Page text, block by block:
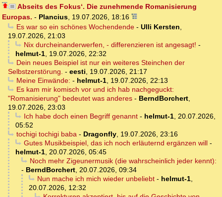
Abseits des Fokus‘. Die zunehmende Romanisierung
Europas. - Plancius, 19.07.2026, 18:16
Es war so ein schönes Wochendende- Ulli Kersten,
19.07.2026, 21:03
Nix durcheinanderwerfen, - differenzieren ist angesagt! -
helmut-1, 19.07.2026, 22:32
Dein neues Beispiel ist nur ein weiteres Steinchen der
Selbstzerstörung. - eesti, 19.07.2026, 21:17
Meine Einwände: - helmut-1, 19.07.2026, 22:13
Es kam mir komisch vor und ich hab nachgeguckt:
"Romanisierung" bedeutet was anderes - BerndBorchert,
19.07.2026, 23:03
Ich habe doch einen Begriff genannt- helmut-1, 20.07.2026,
05:52
tochigi tochigi baba- Dragonfly, 19.07.2026, 23:16
Gutes Musikbeispiel, das ich noch erläuternd ergänzen will-
helmut-1, 20.07.2026, 05:45
Noch mehr Zigeunermusik (die wahrscheinlich jeder kennt):
- BerndBorchert, 20.07.2026, 09:34
Nun mache ich mich wieder unbeliebt- helmut-1,
20.07.2026, 12:32